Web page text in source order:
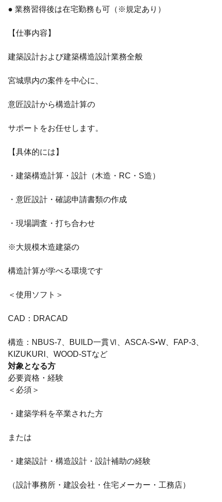
● 業務習得後は在宅勤務も可（※規定あり）
【仕事内容】
建築設計および建築構造設計業務全般
宮城県内の案件を中心に、
意匠設計から構造計算の
サポートをお任せします。
【具体的には】
・建築構造計算・設計（木造・RC・S造）
・意匠設計・確認申請書類の作成
・現場調査・打ち合わせ
※大規模木造建築の
構造計算が学べる環境です
＜使用ソフト＞
CAD：DRACAD
構造：NBUS-7、BUILD一貫Ⅵ、ASCA-S•W、FAP-3、
KIZUKURI、WOOD-STなど
対象となる方
必要資格・経験
＜必須＞
・建築学科を卒業された方
または
・建築設計・構造設計・設計補助の経験
（設計事務所・建設会社・住宅メーカー・工務店）